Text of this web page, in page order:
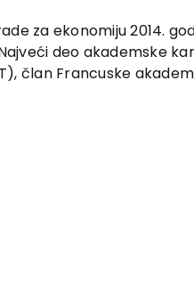
za ekonomiju 2014.
deo akademske
član Francuske